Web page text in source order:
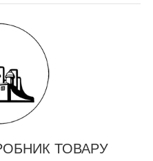
ТОВАРУ